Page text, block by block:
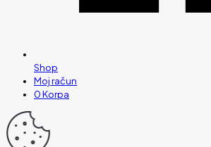
Shop
Moj račun
0Korpa